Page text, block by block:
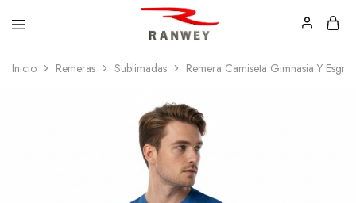
Ranwey
|
Tu
Estilo,
Remeras,
Inicio Remeras Sublimadas Remera Camiseta Gimnasia Y